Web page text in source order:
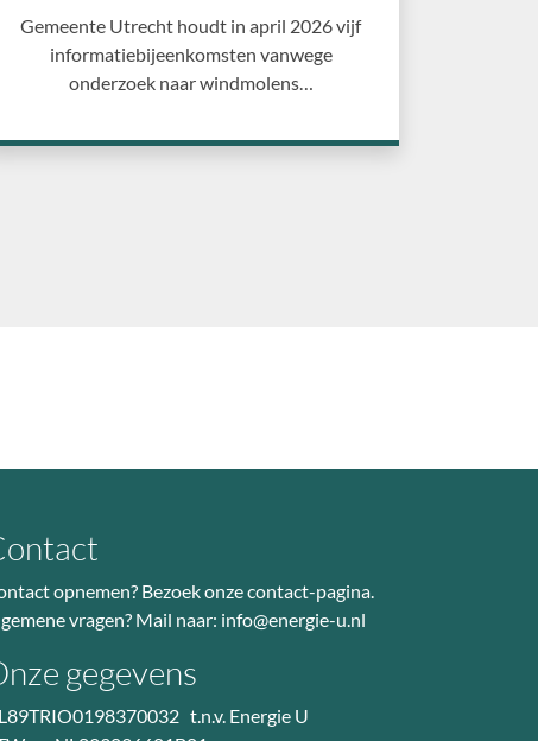
Gemeente Utrecht houdt in april 2026 vijf
informatiebijeenkomsten vanwege
onderzoek naar windmolens…
opnemen? Bezoekonze contact-pagina.
vragen? Mail naar: info@energie-u.nl
gegevens
t.n.v. Energie U